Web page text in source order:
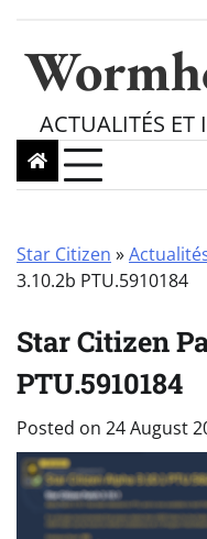
content
ACTUALITÉS ET
Star Citizen »
3.10.2b PTU.5910184
Star Citizen
PTU.5910184
Posted on 24 August